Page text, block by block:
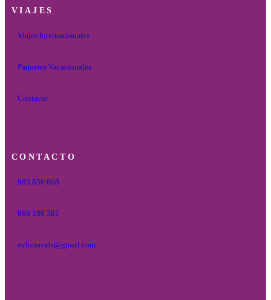
VIAJES
Viajes Internacionales
Paquetes Vacacionales
Contacto
CONTACTO
983 856 868
669 188 381
eylotravels@gmail.com